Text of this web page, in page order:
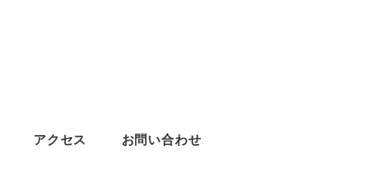
アクセス お問い合わせ